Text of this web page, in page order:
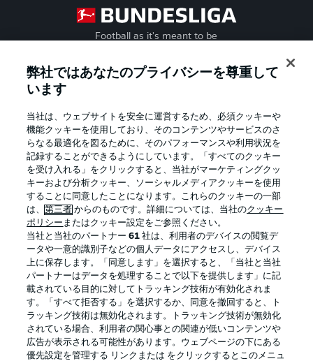
Football as it's meant to be
Official Partners
プライバシー・ポリシー 優先設定を管理する
弊社ではあなたのプライバシーを尊重して
います
当社は、ウェブサイトを安全に運営するため、必須クッキーや
機能クッキーを使用しており、そのコンテンツやサービスのさ
らなる最適化を図るために、そのパフォーマンスや利用状況を
記録することができるようにしています。「すべてのクッキー
を受け入れる」をクリックすると、当社がマーケティングクッ
キーおよび分析クッキー、ソーシャルメディアクッキーを使用
することに同意したことになります。これらのクッキーの一部
は、第三者 からのものです。詳細については、当社のクッキー
ポリシー またはクッキー設定をご参照ください。
当社と当社のパートナー61 社は、利用者のデバイスの閲覧デ
ータや一意的識別子などの個人データにアクセスし、デバイス
上に保存します。「同意します」を選択すると、「当社と当社
パートナーはデータを処理することで以下を提供します」に記
載されている目的に対してトラッキング技術が有効化されま
す。「すべて拒否する」を選択するか、同意を撤回すると、ト
ラッキング技術は無効化されます。トラッキング技術が無効化
されている場合、利用者の関心事との関連が低いコンテンツや
広告が表示される可能性があります。ウェブページの下にある
優先設定を管理する リンクまたは をクリックするとこのメニュ